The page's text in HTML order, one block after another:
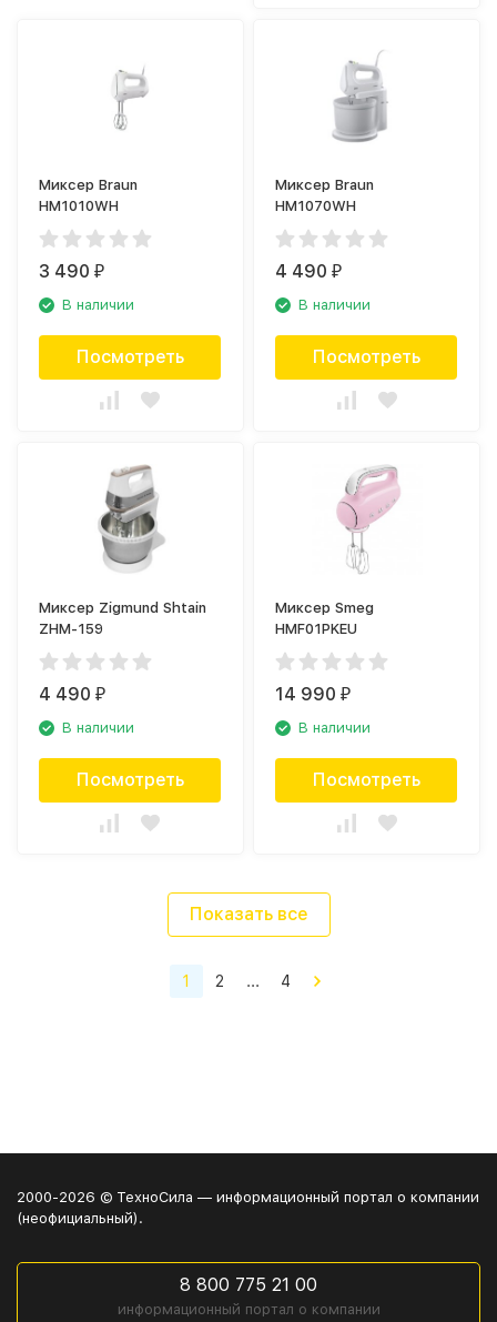
Миксер Braun
HM1010WH
3 490₽
В наличии
Посмотреть
Миксер Braun
HM1070WH
4 490₽
В наличии
Посмотреть
Миксер Zigmund Shtain
ZHM-159
4 490₽
В наличии
Посмотреть
Миксер Smeg
HMF01PKEU
14 990₽
В наличии
Посмотреть
Показать все
1 2 ... 4
2000-2026 © ТехноСила — информационный портал о компании
(неофициальный).
8 800 775 21 00
информационный портал о компании